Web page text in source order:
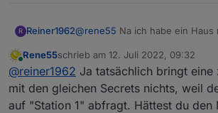
R Reiner1962@rene55 Na ich habe ein Haus
:-). Die 2te Instanz habe ich
Daten von Solarman sind dabei
wird immer nur das erste BK
gefunden/eingetragen :-(
Online
Rene55schrieb am 12. Juli 2022, 09:32
zuletzt editiert von
@reiner1962 Ja tatsächlich bringt eine
mit den gleichen Secrets nichts, weil
auf "Station 1" abfragt. Hättest du den